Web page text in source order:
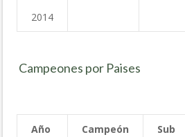
2014
Campeones por Paises
Año Campeón
Sub